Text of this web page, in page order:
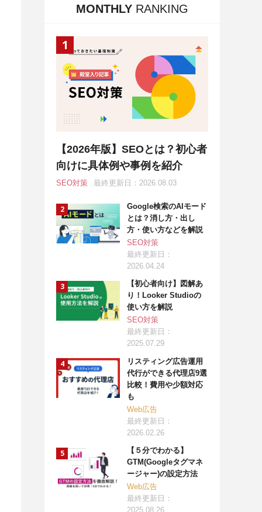
MONTHLY RANKING
【2026年版】SEOとは？初心者
向けに具体例や事例を紹介
SEO対策 最終更新日：2026.08.03
Google検索のAIモード
とは？消し方・出し
方・使い方などを解説
SEO対策
最終更新日：
2026.04.24
【初心者向け】図解あ
り！Looker Studioの
使い方を解説
SEO対策
最終更新日：
2025.07.29
リスティング広告運用
代行ができる代理店9選
比較！費用や少額対応
も
Web広告
最終更新日：
2026.02.26
【５分でわかる】
GTM(Googleタグマネ
ージャー)の設定方法
Web広告
最終更新日：
2025.08.26